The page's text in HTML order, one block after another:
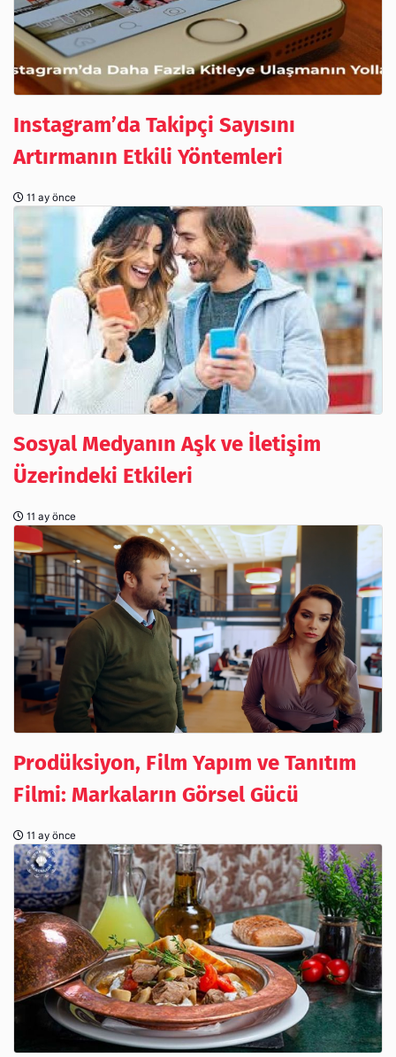
Instagram’da Takipçi Sayısını
Artırmanın Etkili Yöntemleri
11 ay önce
Sosyal Medyanın Aşk ve İletişim
Üzerindeki Etkileri
11 ay önce
Prodüksiyon, Film Yapım ve Tanıtım
Filmi: Markaların Görsel Gücü
11 ay önce